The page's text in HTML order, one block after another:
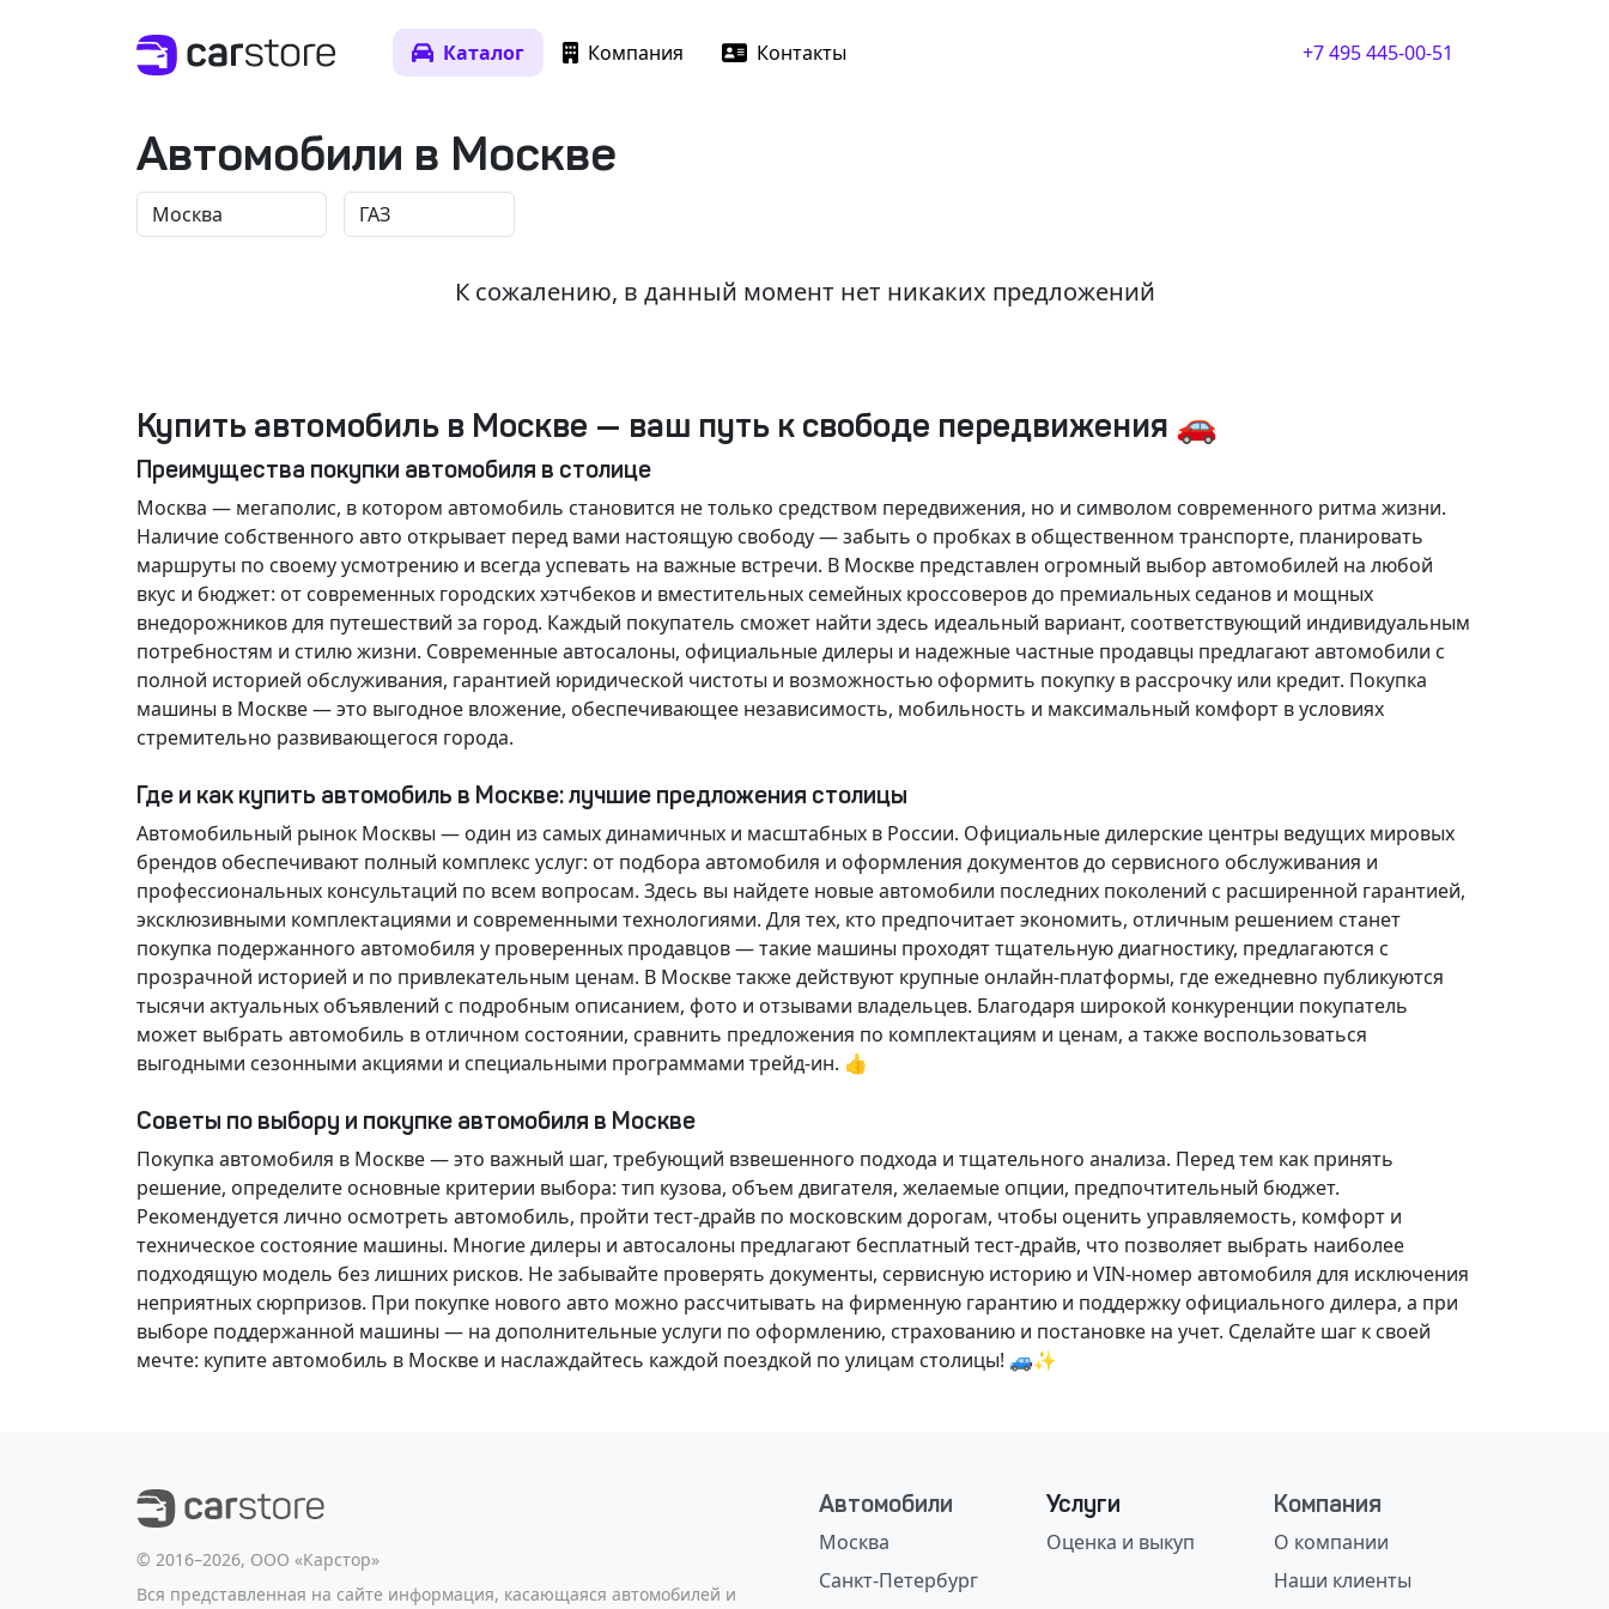
Каталог Компания Контакты +7 495 445-00-51
Автомобили в Москве
К сожалению, в данный момент нет никаких предложений
Купить автомобиль в Москве — ваш путь к свободе передвижения 🚗
Преимущества покупки автомобиля в столице
Москва — мегаполис, в котором автомобиль становится не только средством передвижения, но и символом современного ритма жизни.
Наличие собственного авто открывает перед вами настоящую свободу — забыть о пробках в общественном транспорте, планировать
маршруты по своему усмотрению и всегда успевать на важные встречи. В Москве представлен огромный выбор автомобилей на любой
вкус и бюджет: от современных городских хэтчбеков и вместительных семейных кроссоверов до премиальных седанов и мощных
внедорожников для путешествий за город. Каждый покупатель сможет найти здесь идеальный вариант, соответствующий индивидуальным
потребностям и стилю жизни. Современные автосалоны, официальные дилеры и надежные частные продавцы предлагают автомобили с
полной историей обслуживания, гарантией юридической чистоты и возможностью оформить покупку в рассрочку или кредит. Покупка
машины в Москве — это выгодное вложение, обеспечивающее независимость, мобильность и максимальный комфорт в условиях
стремительно развивающегося города.
Где и как купить автомобиль в Москве: лучшие предложения столицы
Автомобильный рынок Москвы — один из самых динамичных и масштабных в России. Официальные дилерские центры ведущих мировых
брендов обеспечивают полный комплекс услуг: от подбора автомобиля и оформления документов до сервисного обслуживания и
профессиональных консультаций по всем вопросам. Здесь вы найдете новые автомобили последних поколений с расширенной гарантией,
эксклюзивными комплектациями и современными технологиями. Для тех, кто предпочитает экономить, отличным решением станет
покупка подержанного автомобиля у проверенных продавцов — такие машины проходят тщательную диагностику, предлагаются с
прозрачной историей и по привлекательным ценам. В Москве также действуют крупные онлайн-платформы, где ежедневно публикуются
тысячи актуальных объявлений с подробным описанием, фото и отзывами владельцев. Благодаря широкой конкуренции покупатель
может выбрать автомобиль в отличном состоянии, сравнить предложения по комплектациям и ценам, а также воспользоваться
выгодными сезонными акциями и специальными программами трейд-ин. 👍
Советы по выбору и покупке автомобиля в Москве
Покупка автомобиля в Москве — это важный шаг, требующий взвешенного подхода и тщательного анализа. Перед тем как принять
решение, определите основные критерии выбора: тип кузова, объем двигателя, желаемые опции, предпочтительный бюджет.
Рекомендуется лично осмотреть автомобиль, пройти тест-драйв по московским дорогам, чтобы оценить управляемость, комфорт и
техническое состояние машины. Многие дилеры и автосалоны предлагают бесплатный тест-драйв, что позволяет выбрать наиболее
подходящую модель без лишних рисков. Не забывайте проверять документы, сервисную историю и VIN-номер автомобиля для исключения
неприятных сюрпризов. При покупке нового авто можно рассчитывать на фирменную гарантию и поддержку официального дилера, а при
выборе поддержанной машины — на дополнительные услуги по оформлению, страхованию и постановке на учет. Сделайте шаг к своей
мечте: купите автомобиль в Москве и наслаждайтесь каждой поездкой по улицам столицы! 🚙✨
©️ 2016–2026, ООО «Карстор»
Вся представленная на сайте информация, касающаяся автомобилей и
Автомобили
Москва
Санкт-Петербург
Услуги
Оценка и выкуп
Компания
О компании
Наши клиенты